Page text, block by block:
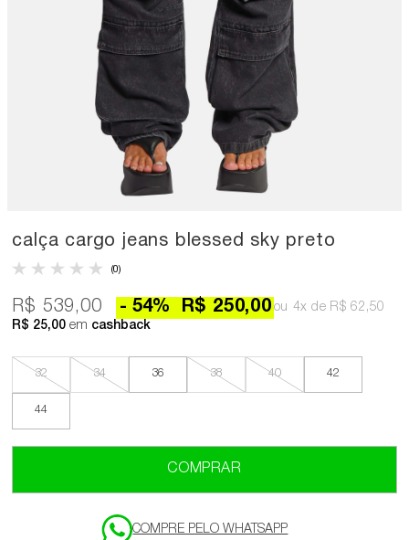
calça cargo jeans blessed sky preto
(0)
R$ 539,00 R$ 250,00
54% 4x R$ 62,50
R$ 25,00 em cashback
32 34 36 38 40 42
44
COMPRAR